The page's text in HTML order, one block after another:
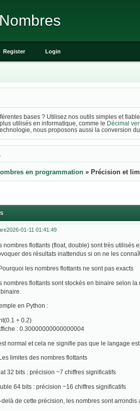
Register Login
bases ? Utilisez nos outils simples et
utilisés en informatique, comme le Décimal
nous proposons aussi la conversion du
en programmation » Précision et
2026-01-11 01:41:49
nombres flottants (float, double) sont très
des résultats inattendus si on ne les
les nombres flottants ne sont pas exacts
nombres flottants sont stockés en binaire selon
en Python :
+ 0.2)
: 0.30000000000000004
normal et cela ne signifie pas que le langage est
limites des nombres flottants
32 bits : précision ~7 chiffres significatifs
64 bits : précision ~16 chiffres significatifs
delà de cette précision, les nombres sont arrondis